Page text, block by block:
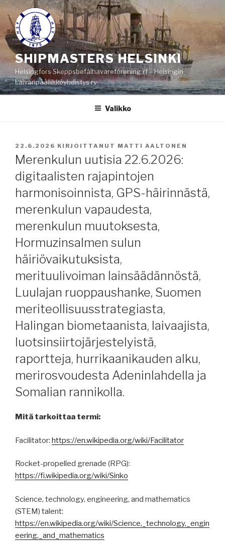
Siirry
sisältöön
SHIPMASTERS HELSINKI
Helsingfors Skeppsbefälhavareförening rf – Helsingin
Laivanpäällikköyhdistys ry
Valikko
JULKAISTU
22.6.2026 KIRJOITTANUT MATTI AALTONEN
Merenkulun uutisia 22.6.2026:
digitaalisten rajapintojen
harmonisoinnista, GPS-häirinnästä,
merenkulun vapaudesta,
merenkulun muutoksesta,
Hormuzinsalmen sulun
häiriövaikutuksista,
merituulivoiman lainsäädännöstä,
Luulajan ruoppaushanke, Suomen
meriteollisuusstrategiasta,
Halingan biometaanista, laivaajista,
luotsinsiirtojärjestelyistä,
raportteja, hurrikaanikauden alku,
merirosvoudesta Adeninlahdella ja
Somalian rannikolla.
Mitä tarkoittaa termi:
Facilitator: https://en.wikipedia.org/wiki/Facilitator
Rocket-propelled grenade (RPG):
https://fi.wikipedia.org/wiki/Sinko
Science, technology, engineering, and mathematics
(STEM) talent:
https://en.wikipedia.org/wiki/Science,_technology,_engin
eering,_and_mathematics